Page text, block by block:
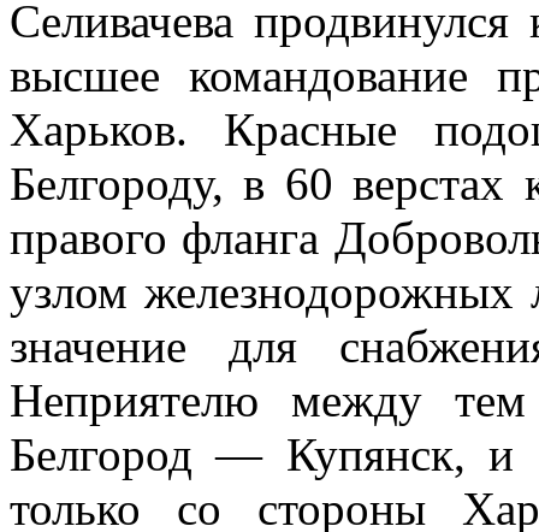
Селивачева
высшее командование
Харьков. Красные
Белгороду, в 60
правого фланга
узлом железнодорожных
значение для
Неприятелю между тем
Белгород — Купянск, и
только со стороны